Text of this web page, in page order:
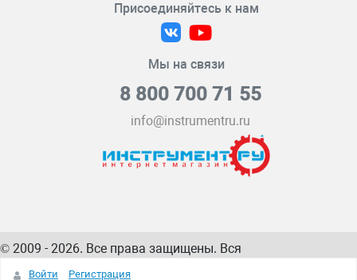
Присоединяйтесь к нам
Мы на связи
8 800 700 71 55
info@instrumentru.ru
© 2009 - 2026. Все права защищены. Вся
информация на сайте – собственность
Войти Регистрация